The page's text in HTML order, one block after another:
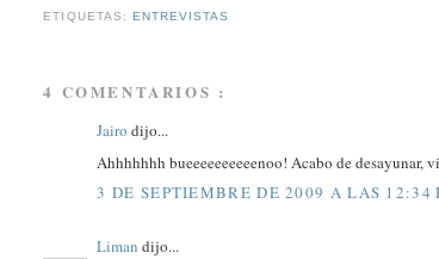
ETIQUETAS: ENTREVISTAS
4 COMENTARIOS :
Jairodijo...
Ahhhhhhh bueeeeeeeeeenoo! Acabo de
3 DE SEPTIEMBRE DE 2009 A LAS 12:34
Limandijo...